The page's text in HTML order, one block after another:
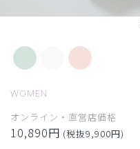
WOMEN
オンライン・直営店価格
10,890円 (税抜9,900円)